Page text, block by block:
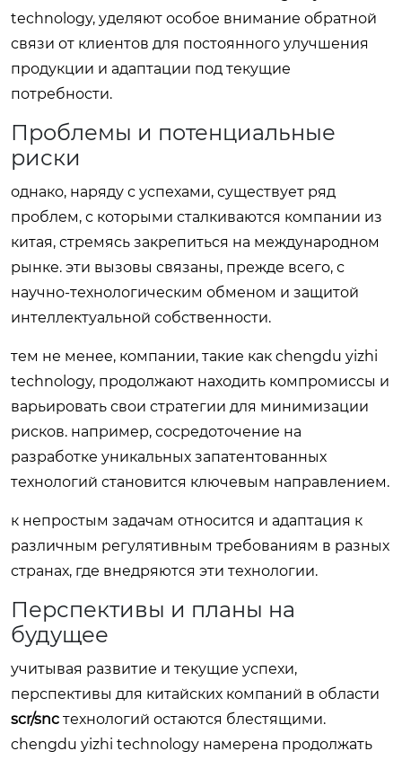
technology, уделяют особое внимание обратной
связи от клиентов для постоянного улучшения
продукции и адаптации под текущие
потребности.
Проблемы и потенциальные
риски
однако, наряду с успехами, существует ряд
проблем, с которыми сталкиваются компании из
китая, стремясь закрепиться на международном
рынке. эти вызовы связаны, прежде всего, с
научно-технологическим обменом и защитой
интеллектуальной собственности.
тем не менее, компании, такие как chengdu yizhi
technology, продолжают находить компромиссы и
варьировать свои стратегии для минимизации
рисков. например, сосредоточение на
разработке уникальных запатентованных
технологий становится ключевым направлением.
к непростым задачам относится и адаптация к
различным регулятивным требованиям в разных
странах, где внедряются эти технологии.
Перспективы и планы на
будущее
учитывая развитие и текущие успехи,
перспективы для китайских компаний в области
scr/snc технологий остаются блестящими.
chengdu yizhi technology намерена продолжать